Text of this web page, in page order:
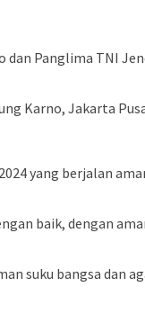
Panglima TNI
Karno, Jakarta
yang berjalan
baik, dengan
suku bangsa dan